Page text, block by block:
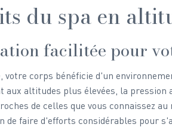
du spa en
facilitée pour
votre corps bénéficie d'un
aux altitudes plus élevées, la pression
de celles que vous connaissez
de faire d'efforts considérables pour